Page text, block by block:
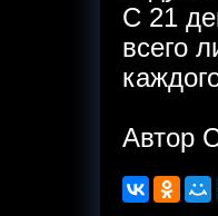
С 21
всего
Автор